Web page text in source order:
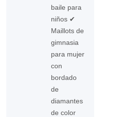
baile para
niños ✔
Maillots de
gimnasia
para mujer
con
bordado
de
diamantes
de color